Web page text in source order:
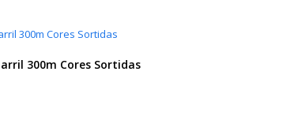
300m Cores Sortidas